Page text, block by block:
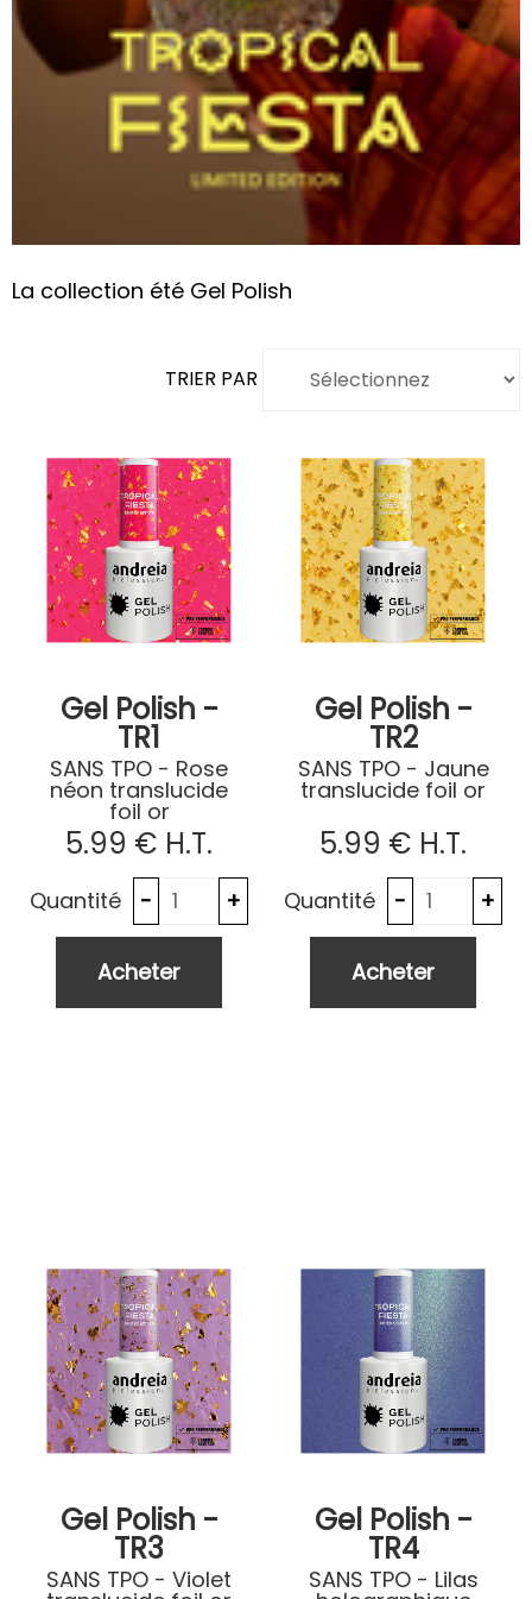
La collection été Gel Polish
TRIER PAR
Gel Polish -
TR1
SANS TPO - Rose
néon translucide
foil or
5.99 € H.T.
Quantité
Gel Polish -
TR2
SANS TPO - Jaune
translucide foil or
5.99 € H.T.
Quantité
Gel Polish -
TR3
SANS TPO - Violet
Gel Polish -
TR4
SANS TPO - Lilas